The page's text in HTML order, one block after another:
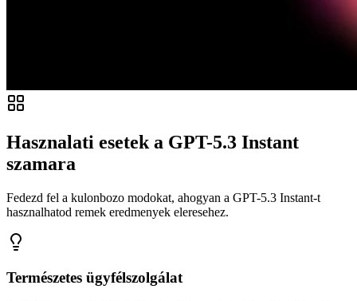
Hasznalati esetek a GPT-5.3 Instant
szamara
Fedezd fel a kulonbozo modokat, ahogyan a GPT-5.3 Instant-t
hasznalhatod remek eredmenyek eleresehez.
Természetes ügyfélszolgálat